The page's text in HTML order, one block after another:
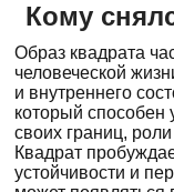
Кому
Образ квадрата
человеческой
и внутреннего
который способен
своих границ,
Квадрат
устойчивости и